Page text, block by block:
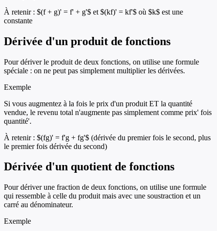
À retenir : $(f + g)' = f' + g'$ et $(kf)' = kf'$ où $k$ est une
constante
Dérivée d'un produit de fonctions
Pour dériver le produit de deux fonctions, on utilise une formule
spéciale : on ne peut pas simplement multiplier les dérivées.
Exemple
Si vous augmentez à la fois le prix d'un produit ET la quantité
vendue, le revenu total n'augmente pas simplement comme prix' fois
quantité'.
À retenir : $(fg)' = f'g + fg'$ (dérivée du premier fois le second, plus
le premier fois dérivée du second)
Dérivée d'un quotient de fonctions
Pour dériver une fraction de deux fonctions, on utilise une formule
qui ressemble à celle du produit mais avec une soustraction et un
carré au dénominateur.
Exemple